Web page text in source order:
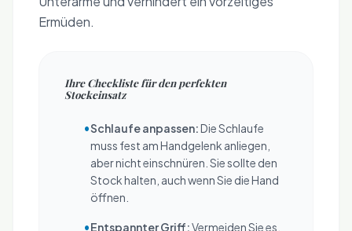
Ermüden.
Ihre Checkliste für den perfekten
Stockeinsatz
•Schlaufe anpassen:Die Schlaufe
muss fest am Handgelenk anliegen,
aber nicht einschnüren. Sie sollte den
Stock halten, auch wenn Sie die Hand
öffnen.
•Entspannter Griff:Vermeiden Sie es,